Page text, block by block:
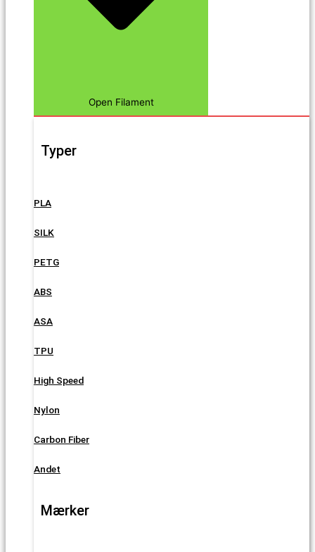
Open Filament
Typer
PLA
SILK
PETG
ABS
ASA
TPU
High Speed
Nylon
Carbon Fiber
Andet
Mærker